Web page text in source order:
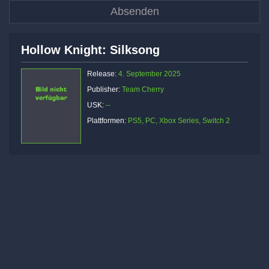
Hollow Knight: Silksong
Release: 4. September 2025
Publisher: Team Cherry
USK: --
Plattformen: PS5, PC, Xbox Series, Switch 2